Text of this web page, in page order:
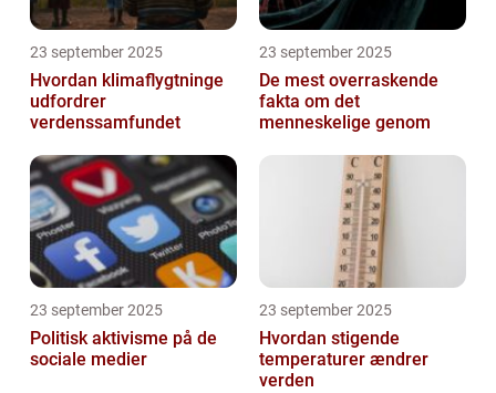
23 september 2025
Hvordan klimaflygtninge
udfordrer
verdenssamfundet
23 september 2025
De mest overraskende
fakta om det
menneskelige genom
23 september 2025
Politisk aktivisme på de
sociale medier
23 september 2025
Hvordan stigende
temperaturer ændrer
verden